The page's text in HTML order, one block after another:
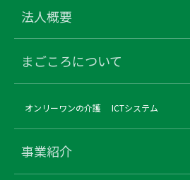
法人概要
まごころについて
オンリーワンの介護 ICTシステム
事業紹介